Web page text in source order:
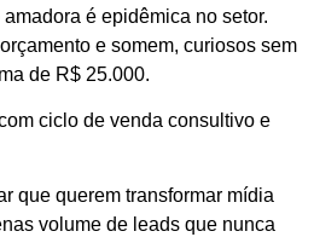
é epidêmica no setor.
e somem, curiosos sem
de R$ 25.000.
ciclo de venda consultivo e
que querem transformar mídia
volume de leads que nunca